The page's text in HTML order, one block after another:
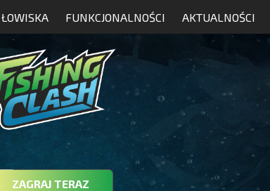
ŁOWISKA FUNKCJONALNOŚCI AKTUALNOŚCI
ZAGRAJ TERAZ